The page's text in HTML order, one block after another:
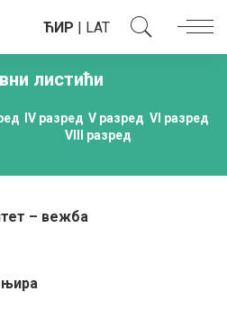
ЋИР | LAT
листићи
IV разред V разред VI разред
VIII разред
– вежба